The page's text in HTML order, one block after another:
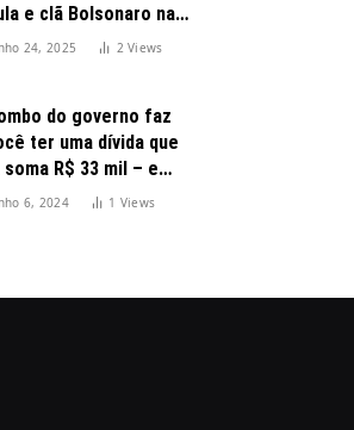
e clã Bolsonaro na
presidencial
24, 2025 2Views
do governo faz
ter uma dívida que
soma R$ 33 mil – e
300%
6, 2024 1 Views